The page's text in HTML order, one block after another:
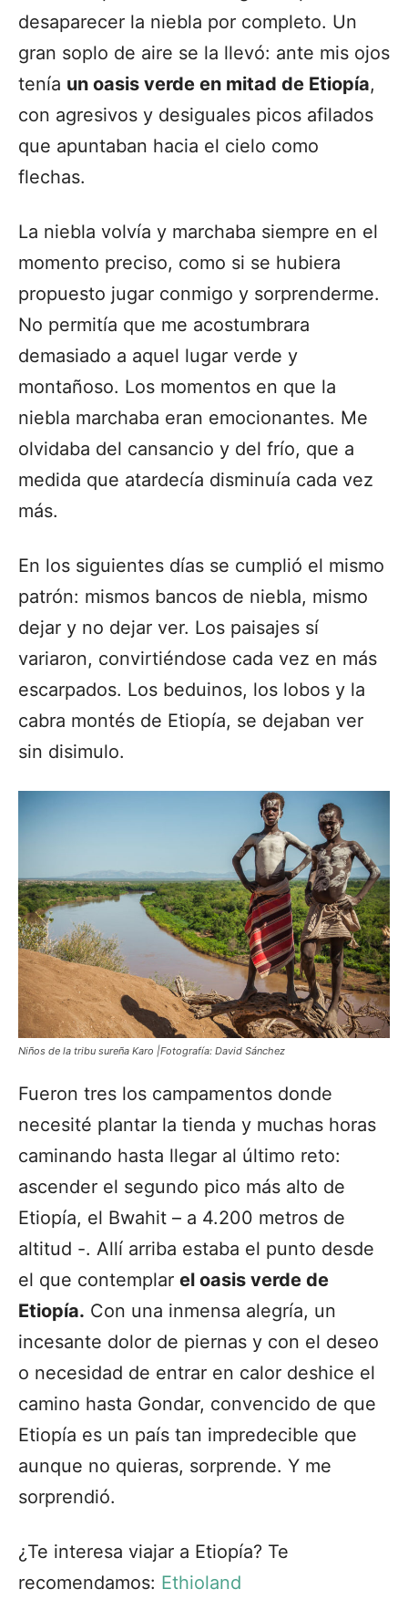
desaparecer la niebla por completo. Un
gran soplo de aire se la llevó: ante mis ojos
tenía un oasis verde en mitad de Etiopía,
con agresivos y desiguales picos afilados
que apuntaban hacia el cielo como
flechas.
La niebla volvía y marchaba siempre en el
momento preciso, como si se hubiera
propuesto jugar conmigo y sorprenderme.
No permitía que me acostumbrara
demasiado a aquel lugar verde y
montañoso. Los momentos en que la
niebla marchaba eran emocionantes. Me
olvidaba del cansancio y del frío, que a
medida que atardecía disminuía cada vez
más.
En los siguientes días se cumplió el mismo
patrón: mismos bancos de niebla, mismo
dejar y no dejar ver. Los paisajes sí
variaron, convirtiéndose cada vez en más
escarpados. Los beduinos, los lobos y la
cabra montés de Etiopía, se dejaban ver
sin disimulo.
Niños de la tribu sureña Karo |Fotografía: David Sánchez
Fueron tres los campamentos donde
necesité plantar la tienda y muchas horas
caminando hasta llegar al último reto:
ascender el segundo pico más alto de
Etiopía, el Bwahit – a 4.200 metros de
altitud -. Allí arriba estaba el punto desde
el que contemplar el oasis verde de
Etiopía. Con una inmensa alegría, un
incesante dolor de piernas y con el deseo
o necesidad de entrar en calor deshice el
camino hasta Gondar, convencido de que
Etiopía es un país tan impredecible que
aunque no quieras, sorprende. Y me
sorprendió.
¿Te interesa viajar a Etiopía? Te
recomendamos: Ethioland